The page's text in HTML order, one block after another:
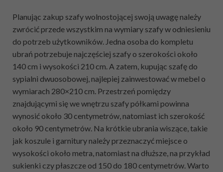
Planując zakup szafy wolnostojącej swoją uwagę należy
zwrócić przede wszystkim na wymiary szafy w odniesieniu
do potrzeb użytkowników. Jedna osoba do kompletu
ubrań potrzebuje najczęściej szafy o szerokości około
140 cm i wysokości 210 cm. A zatem, kupując szafę do
sypialni dwuosobowej, najlepiej zainwestować w mebel o
wymiarach 280×210 cm. Przestrzeń pomiędzy
znajdującymi się we wnętrzu szafy półkami powinna
wynosić około 30 centymetrów, natomiast ich szerokość
około 90 centymetrów. Na krótkie ubrania wiszące, takie
jak koszule i garnitury należy przeznaczyć miejsce o
wysokości około metra, natomiast na dłuższe, na przykład
sukienki czy płaszcze od 150 do 180 centymetrów. Warto